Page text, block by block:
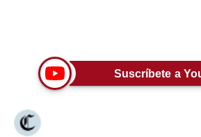
Tendencias
Viajes
Suscríbete a